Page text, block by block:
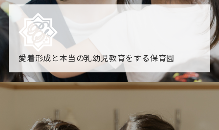
愛着形成と本当の乳幼児教育をする保育園
園からのお知らせ
「すくすく子育て」でリトルスター保育園が紹介されま